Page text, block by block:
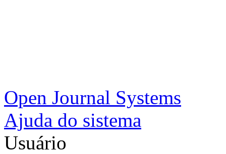
Open Journal Systems
Ajuda do sistema
Usuário